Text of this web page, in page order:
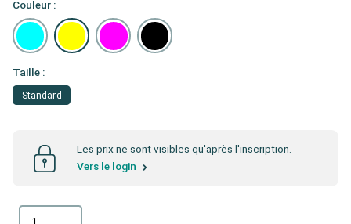
Couleur :
Taille :
Standard
Les prix ne sont visibles qu'après l'inscription.
Vers le login